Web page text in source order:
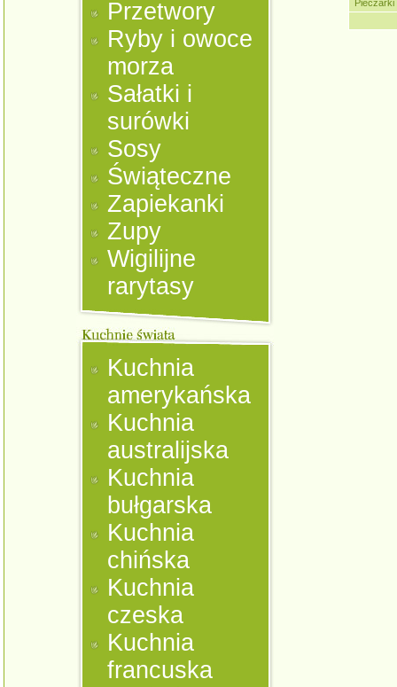
Przetwory
Ryby i owoce
morza
Sałatki i
surówki
Sosy
Świąteczne
Zapiekanki
Zupy
Wigilijne
rarytasy
Kuchnia
amerykańska
Kuchnia
australijska
Kuchnia
bułgarska
Kuchnia
chińska
Kuchnia
czeska
Kuchnia
francuska
Pieczarki